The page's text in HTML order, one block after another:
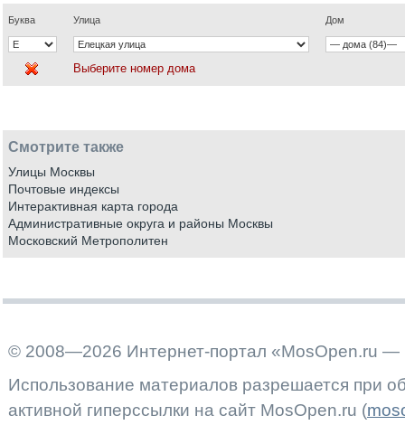
Буква Улица Дом
Выберите номер дома
Смотрите также
Улицы Москвы
Почтовые индексы
Интерактивная карта города
Административные округа и районы Москвы
Московский Метрополитен
© 2008—2026 Интернет-портал «MosOpen.ru —
Использование материалов разрешается при
активной гиперссылки на сайт MosOpen.ru (